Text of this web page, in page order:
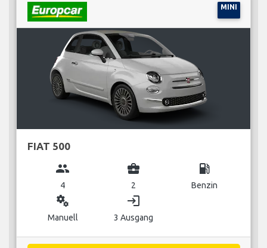
MINI
FIAT 500
group
4
business_center
2
local_gas_station
Benzin
miscellaneous_services
Manuell
login
3 Ausgang